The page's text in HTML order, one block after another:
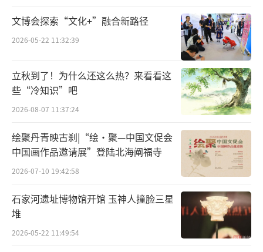
写生团采风孙家沟写生基地（钱晓鸣摄影）
文博会探索“文化+”融合新路径
2026-05-22 11:32:39
立秋到了！为什么还这么热？来看看这
些“冷知识”吧
2026-08-07 11:37:24
绘聚丹青映古刹|“绘·聚—中国文促会
中国画作品邀请展”登陆北海阐福寺
2026-07-10 19:42:58
石家河遗址博物馆开馆 玉神人撞脸三星
堆
2026-05-22 11:49:54